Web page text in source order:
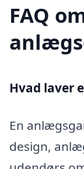
FAQ
Hvad laver
En
design,